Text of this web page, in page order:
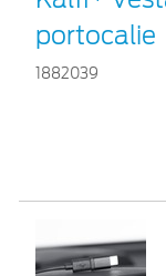
portocalie
1882039